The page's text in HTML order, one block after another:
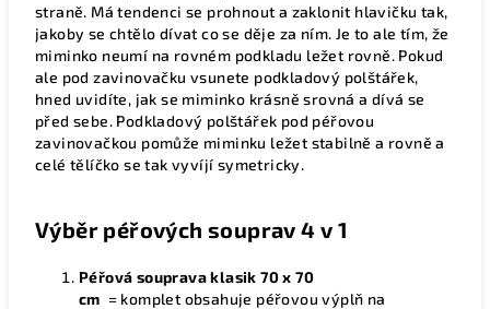
straně. Má tendenci se prohnout a zaklonit hlavičku tak,
jakoby se chtělo dívat co se děje za ním. Je to ale tím, že
miminko neumí na rovném podkladu ležet rovně. Pokud
ale pod zavinovačku vsunete podkladový polštářek,
hned uvidíte, jak se miminko krásně srovná a dívá se
před sebe. Podkladový polštářek pod péřovou
zavinovačkou pomůže miminku ležet stabilně a rovně a
celé tělíčko se tak vyvíjí symetricky.
Výběr péřových souprav 4 v 1
Péřová souprava klasik 70 x 70
cm = komplet obsahuje péřovou výplň na